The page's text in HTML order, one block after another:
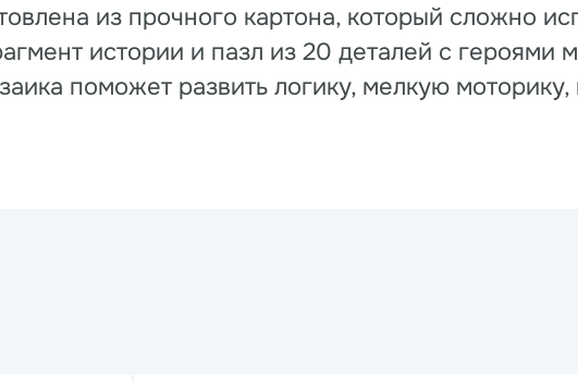
из прочного картона, который сложно
истории и пазл из 20 деталей с героями
поможет развить логику, мелкую моторику,